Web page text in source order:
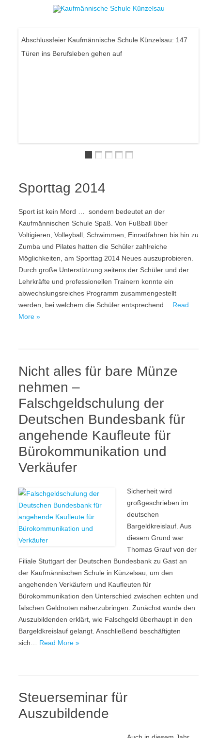
Abschlussfeier Kaufmännische Schule Künzelsau: 147
Türen ins Berufsleben gehen auf
Sporttag 2014
Sport ist kein Mord … sondern bedeutet an der
Kaufmännischen Schule Spaß. Von Fußball über
Voltigieren, Volleyball, Schwimmen, Einradfahren bis hin zu
Zumba und Pilates hatten die Schüler zahlreiche
Möglichkeiten, am Sporttag 2014 Neues auszuprobieren.
Durch große Unterstützung seitens der Schüler und der
Lehrkräfte und professionellen Trainern konnte ein
abwechslungsreiches Programm zusammengestellt
werden, bei welchem die Schüler entsprechend… Read
More »
Nicht alles für bare Münze
nehmen –
Falschgeldschulung der
Deutschen Bundesbank für
angehende Kaufleute für
Bürokommunikation und
Verkäufer
Sicherheit wird
großgeschrieben im
deutschen
Bargeldkreislauf. Aus
diesem Grund war
Thomas Grauf von der
Filiale Stuttgart der Deutschen Bundesbank zu Gast an
der Kaufmännischen Schule in Künzelsau, um den
angehenden Verkäufern und Kaufleuten für
Bürokommunikation den Unterschied zwischen echten und
falschen Geldnoten näherzubringen. Zunächst wurde den
Auszubildenden erklärt, wie Falschgeld überhaupt in den
Bargeldkreislauf gelangt. Anschließend beschäftigten
sich… Read More »
Steuerseminar für
Auszubildende